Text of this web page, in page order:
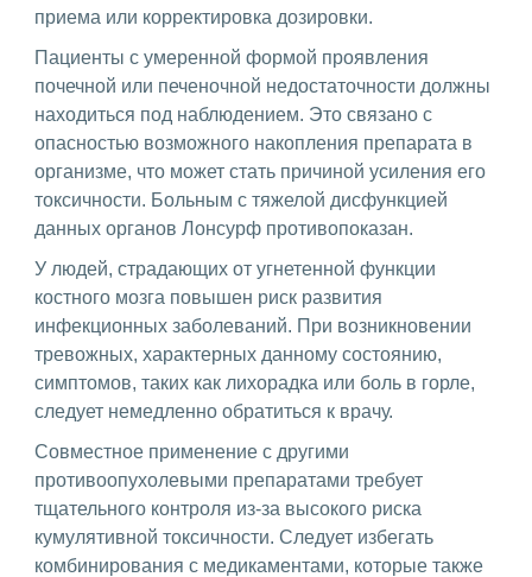
приема или корректировка дозировки.
Пациенты с умеренной формой проявления
почечной или печеночной недостаточности должны
находиться под наблюдением. Это связано с
опасностью возможного накопления препарата в
организме, что может стать причиной усиления его
токсичности. Больным с тяжелой дисфункцией
данных органов Лонсурф противопоказан.
У людей, страдающих от угнетенной функции
костного мозга повышен риск развития
инфекционных заболеваний. При возникновении
тревожных, характерных данному состоянию,
симптомов, таких как лихорадка или боль в горле,
следует немедленно обратиться к врачу.
Совместное применение с другими
противоопухолевыми препаратами требует
тщательного контроля из-за высокого риска
кумулятивной токсичности. Следует избегать
комбинирования с медикаментами, которые также